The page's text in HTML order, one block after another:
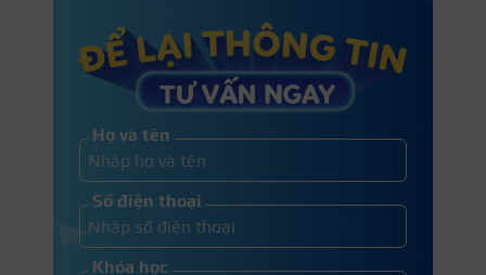
Họ và tên
Số điện thoại
Khóa học